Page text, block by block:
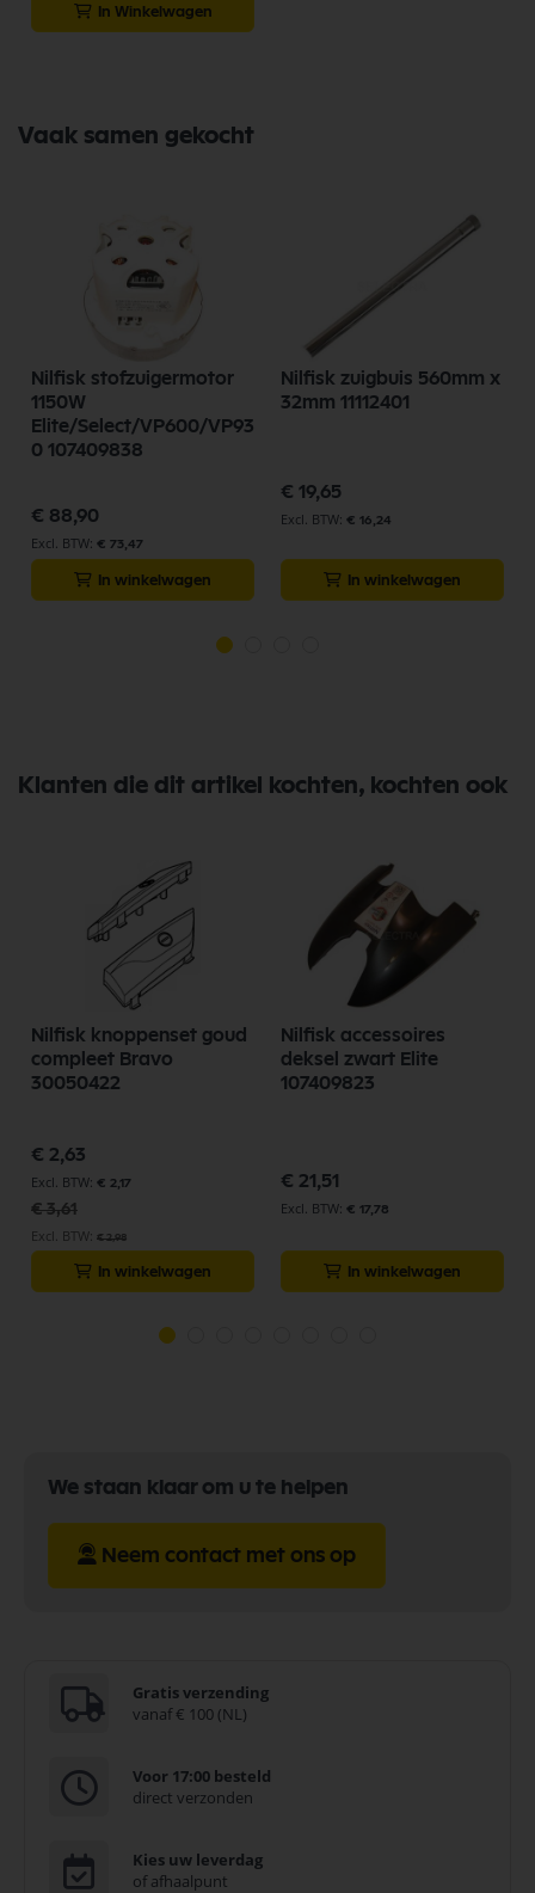
In Winkelwagen
Vaak samen gekocht
Nilfisk stofzuigermotor
1150W
Elite/Select/VP600/VP93
0 107409838
€ 88,90
€ 73,47
In winkelwagen
Nilfisk zuigbuis 560mm x
32mm 11112401
€ 19,65
€ 16,24
In winkelwagen
Klanten die dit artikel kochten, kochten ook
Nilfisk knoppenset goud
compleet Bravo
30050422
Speciale
prijs
€ 2,63
€ 2,17
€ 3,61
€ 2,98
In winkelwagen
Nilfisk accessoires
deksel zwart Elite
107409823
€ 21,51
€ 17,78
In winkelwagen
We staan klaar om u te helpen
Neem contact met ons op
Gratis verzending
vanaf € 100 (NL)
Voor 17:00 besteld
direct verzonden
Kies uw leverdag
of afhaalpunt